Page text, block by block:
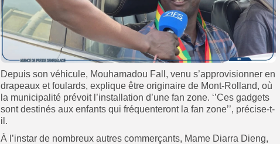
Depuis son véhicule, Mouhamadou Fall, venu s’approvisionner en
drapeaux et foulards, explique être originaire de Mont-Rolland, où
la municipalité prévoit l’installation d’une fan zone. ‘’Ces gadgets
sont destinés aux enfants qui fréquenteront la fan zone’’, précise-t-
il.
À l’instar de nombreux autres commerçants, Mame Diarra Dieng,